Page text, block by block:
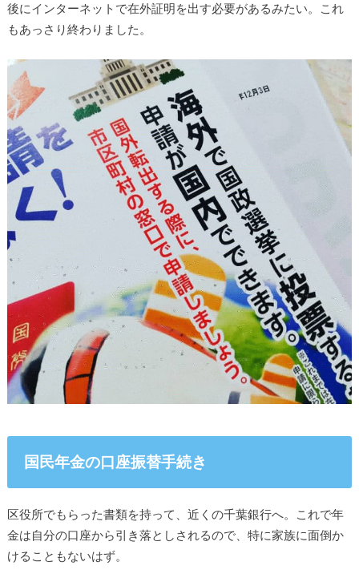
後にインターネットで在外証明を出す必要があるみたい。これ
もあっさり終わりました。
国民年金の口座振替手続き
区役所でもらった書類を持って、近くの千葉銀行へ。これで年
金は自分の口座から引き落としされるので、特に家族に面倒か
けることもないはず。